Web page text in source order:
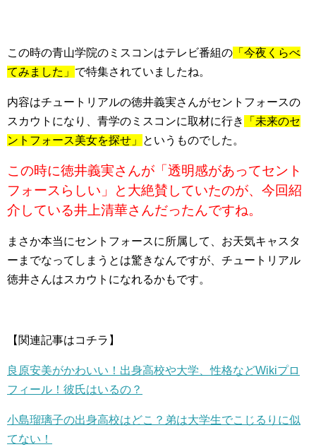
この時の青山学院のミスコンはテレビ番組の 「今夜くらべ
てみました」 で特集されていましたね。
内容はチュートリアルの徳井義実さんがセントフォースの
スカウトになり、青学のミスコンに取材に行き
「未来のセ
ントフォース美女を探せ」
というものでした。
この時に徳井義実さんが「透明感があってセント
フォースらしい」と大絶賛していたのが、今回紹
介している井上清華さんだったんですね。
まさか本当にセントフォースに所属して、お天気キャスタ
ーまでなってしまうとは驚きなんですが、チュートリアル
徳井さんはスカウトになれるかもです。
【関連記事はコチラ】
良原安美がかわいい！出身高校や大学、性格などWikiプロ
フィール！彼氏はいるの？
小島瑠璃子の出身高校はどこ？弟は大学生でこじるりに似
てない！